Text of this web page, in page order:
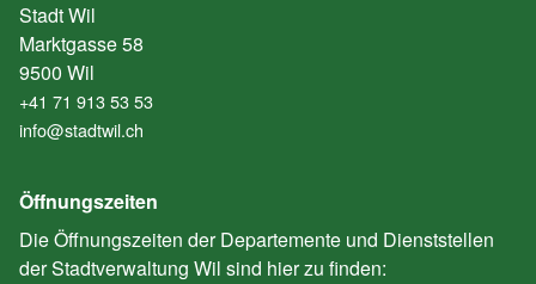
Stadt Wil
Marktgasse 58
9500 Wil
+41 71 913 53 53
info@stadtwil.ch
Öffnungszeiten
Die Öffnungszeiten der Departemente und Dienststellen
der Stadtverwaltung Wil sind hier zu finden: